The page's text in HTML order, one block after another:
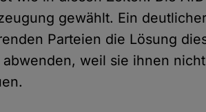
gewählt. Ein
Parteien die Lösung
weil sie ihnen